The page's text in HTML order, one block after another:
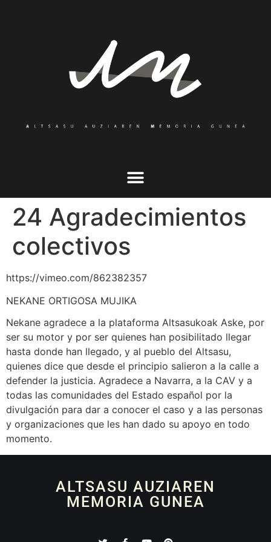
24 Agradecimientos
colectivos
https://vimeo.com/862382357
NEKANE ORTIGOSA MUJIKA
Nekane agradece a la plataforma Altsasukoak Aske, por
ser su motor y por ser quienes han posibilitado llegar
hasta donde han llegado, y al pueblo del Altsasu,
quienes dice que desde el principio salieron a la calle a
defender la justicia. Agradece a Navarra, a la CAV y a
todas las comunidades del Estado español por la
divulgación para dar a conocer el caso y a las personas
y organizaciones que les han dado su apoyo en todo
momento.
ALTSASU AUZIAREN
MEMORIA GUNEA